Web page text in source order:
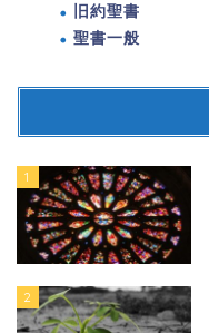
旧約聖書
聖書一般
1
2